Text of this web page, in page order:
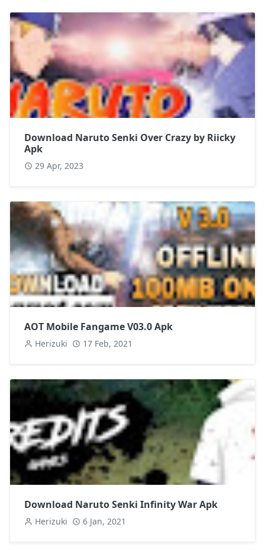
Download Naruto Senki Over Crazy by Riicky
Apk
29 Apr, 2023
AOT Mobile Fangame V03.0 Apk
Herizuki 17 Feb, 2021
Download Naruto Senki Infinity War Apk
Herizuki 6 Jan, 2021